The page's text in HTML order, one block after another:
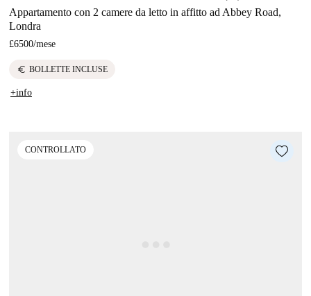
Appartamento con 2 camere da letto in affitto ad Abbey Road,
Londra
£6500/mese
euro BOLLETTE INCLUSE
+info
CONTROLLATO